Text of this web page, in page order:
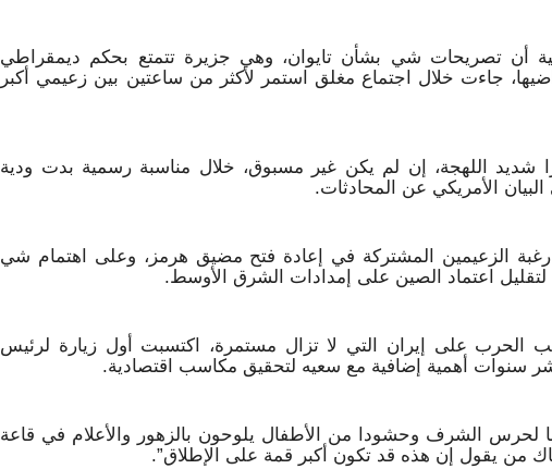
أن تصريحات شي بشأن تايوان، وهي جزيرة تتمتع بحكم ديمقراطي
جاءت خلال اجتماع مغلق استمر لأكثر من ساعتين بين زعيمي أكبر
شديد اللهجة، إن لم يكن غير مسبوق، خلال مناسبة رسمية بدت ودية
الأمريكي عن المحادثات.
رغبة الزعيمين المشتركة في إعادة فتح مضيق هرمز، وعلى اهتمام شي
لتقليل اعتماد الصين على إمدادات الشرق الأوسط.
الحرب على إيران التي لا تزال مستمرة، اكتسبت أول زيارة لرئيس
سنوات أهمية إضافية مع سعيه لتحقيق مكاسب اقتصادية.
لحرس الشرف وحشودا من الأطفال يلوحون بالزهور والأعلام في قاعة
من يقول إن هذه قد تكون أكبر قمة على الإطلاق”.